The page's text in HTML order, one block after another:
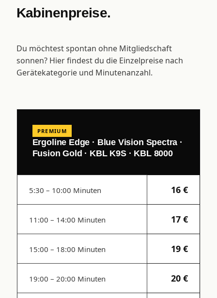
Kabinenpreise.
Du möchtest spontan ohne Mitgliedschaft
sonnen? Hier findest du die Einzelpreise nach
Gerätekategorie und Minutenanzahl.
PREMIUM
Ergoline Edge · Blue Vision Spectra ·
Fusion Gold · KBL K9S · KBL 8000
5:30 – 10:00 Minuten 16 €
11:00 – 14:00 Minuten 17 €
15:00 – 18:00 Minuten 19 €
19:00 – 20:00 Minuten 20 €